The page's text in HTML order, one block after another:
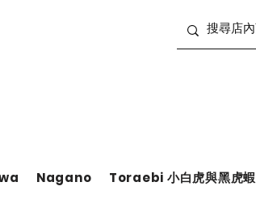
Nagano Toraebi 小白虎與黑虎蝦